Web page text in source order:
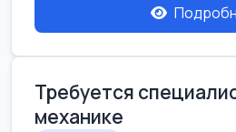
Требуется
механике